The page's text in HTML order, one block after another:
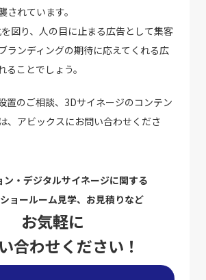
されています。
図り、人の目に止まる広告として集客
ランディングの期待に応えてくれる広
ることでしょう。
置のご相談、3Dサイネージのコンテン
、アビックスにお問い合わせくださ
ン・デジタルサイネージに関する
ョールーム見学、お見積りなど
お気軽に
合わせください！